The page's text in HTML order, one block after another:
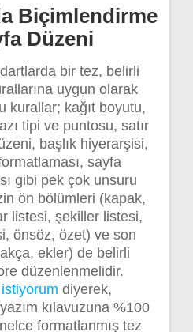
Biçimlendirme
Düzeni
bir tez, belirli
uygun olarak
kurallar; kağıt boyutu,
tipi ve puntosu, satır
başlık hiyerarşisi,
sayfa
gibi pek çok unsuru
ön bölümleri (kapak,
listesi, şekiller listesi,
önsöz, özet) ve son
ekler) de belirli
düzenlenmelidir.
diyerek,
kılavuzuna %100
formatlanmış tez